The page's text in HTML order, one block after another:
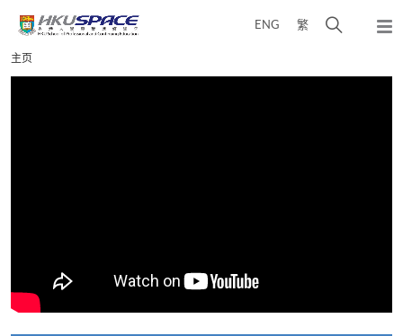
content
ENG 繁
弹
Main
content
主页